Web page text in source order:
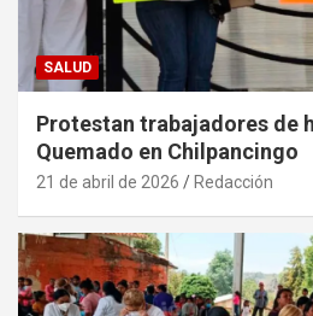
SALUD
Protestan trabajadores de
Quemado en Chilpancingo
21 de abril de 2026 Redacción